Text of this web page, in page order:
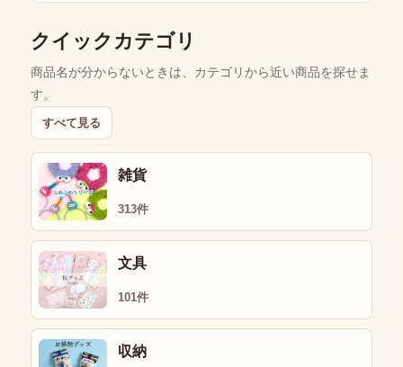
クイックカテゴリ
商品名が分からないときは、カテゴリから近い商品を探せま
す。
すべて見る
雑貨
313件
文具
101件
収納